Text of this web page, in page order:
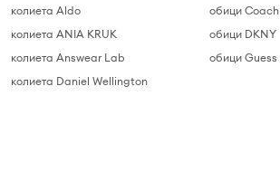
колиета Aldo
колиета ANIA KRUK
колиета Answear Lab
колиета Daniel Wellington
обици Coach
обици DKNY
обици Guess